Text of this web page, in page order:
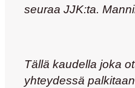
seuraa JJK:ta.
Tällä kaudella joka
yhteydessä